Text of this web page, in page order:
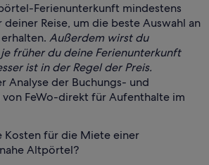
Ferienunterkunft mindestens
Reise, um die beste Auswahl an
Außerdem wirst du
früher du deine Ferienunterkunft
ist in der Regel der Preis.
Analyse der Buchungs- und
FeWo-direkt für Aufenthalte im
Kosten für die Miete einer
Altpörtel?